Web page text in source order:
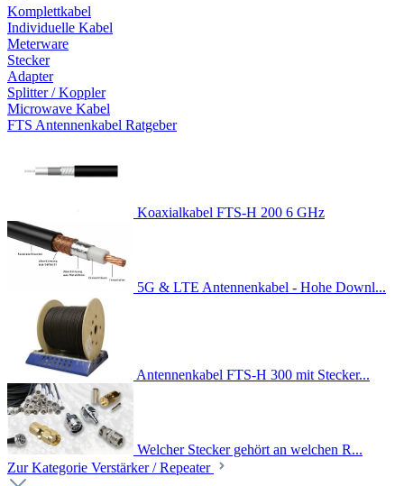
Komplettkabel
Individuelle Kabel
Meterware
Stecker
Adapter
Splitter / Koppler
Microwave Kabel
FTS Antennenkabel Ratgeber
Koaxialkabel FTS-H 200 6 GHz
5G & LTE Antennenkabel - Hohe Downl...
Antennenkabel FTS-H 300 mit Stecker...
Welcher Stecker gehört an welchen R...
Zur Kategorie Verstärker / Repeater